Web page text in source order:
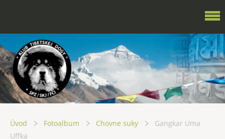
Úvod Fotoalbum Chovne suky
Gangkar Uma
Uffka